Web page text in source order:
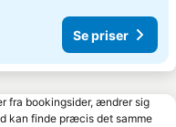
Se priser
fra bookingsider, ændrer sig
kan finde præcis det samme